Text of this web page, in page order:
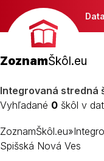
ZoznamŠkôl.eu
Integrovaná stredná
Vyhľadané 0 škôl v
ZoznamŠkôl.eu»
Spišská Nová Ves